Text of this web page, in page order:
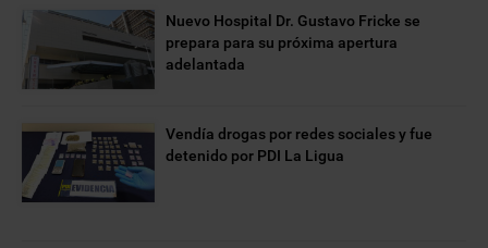
Nuevo Hospital Dr. Gustavo Fricke se
prepara para su próxima apertura
adelantada
Vendía drogas por redes sociales y fue
detenido por PDI La Ligua